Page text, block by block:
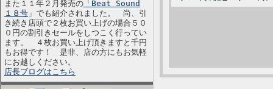
また１１年２月発売の 「Beat Sound
１８号 」でも紹介されました。 尚、引
き続き店頭で２枚お買い上げの場合５０
０円の割引きセールをしつこく行ってい
ます。 ４枚お買い上げ頂きますと千円
もお得です！ 是非、店の方にもお気軽
にお越しください。
店長ブログはこちら